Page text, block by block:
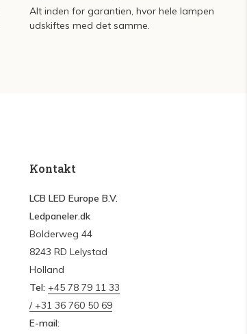
Alt inden for garantien, hvor hele lampen
udskiftes med det samme.
Kontakt
LCB LED Europe B.V.
Ledpaneler.dk
Bolderweg 44
8243 RD Lelystad
Holland
Tel: +45 78 79 11 33
/ +31 36 760 50 69
E-mail: